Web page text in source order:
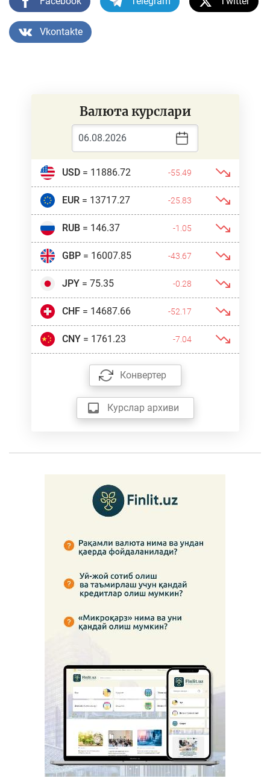
Vkontakte
Валюта курслари
USD= 11886.72 -55.49
EUR= 13717.27 -25.83
RUB= 146.37 -1.05
GBP= 16007.85 -43.67
JPY= 75.35 -0.28
CHF= 14687.66 -52.17
CNY= 1761.23 -7.04
Конвертер
Курслар архиви